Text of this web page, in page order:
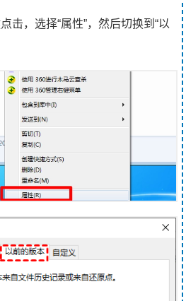
击，选择“属性”，然后切换到“以